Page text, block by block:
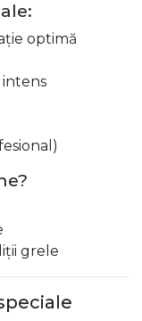
optimă
intens
grele